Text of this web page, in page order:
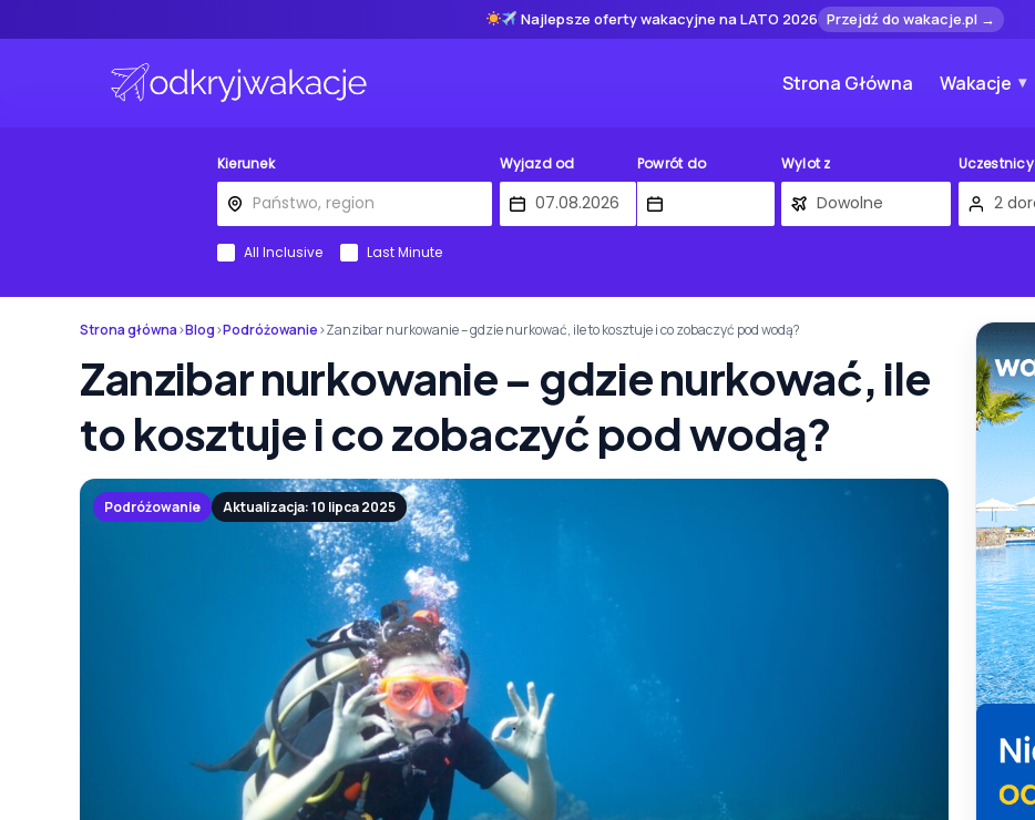
Najlepsze oferty wakacyjne na LATO 2026 Przejdź do wakacje.pl →
Strona Główna Wakacje
Kierunek Wyjazd od Powrót do Wylot z Uczestnicy
All Inclusive Last Minute
Strona główna›Blog›Podróżowanie›Zanzibar nurkowanie – gdzie nurkować, ile to kosztuje i co zobaczyć pod wodą?
Zanzibar nurkowanie – gdzie nurkować, ile
to kosztuje i co zobaczyć pod wodą?
Podróżowanie Aktualizacja: 10 lipca 2025